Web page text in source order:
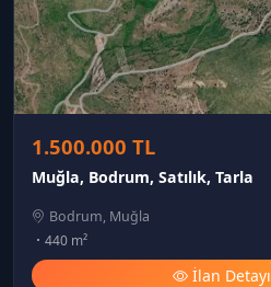
1.500.000 TL
Muğla, Bodrum, Satılık, Tarla
Bodrum, Muğla
440 m²
İlan Detayı